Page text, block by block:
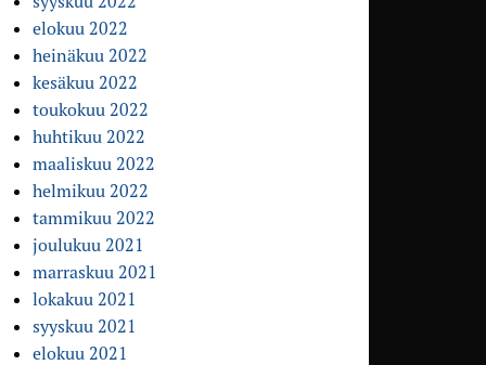
elokuu 2022
heinäkuu 2022
kesäkuu 2022
toukokuu 2022
huhtikuu 2022
maaliskuu 2022
helmikuu 2022
tammikuu 2022
joulukuu 2021
marraskuu 2021
lokakuu 2021
syyskuu 2021
elokuu 2021